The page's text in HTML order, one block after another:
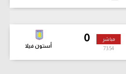
0
أستون فيلا
مباشر
73:55